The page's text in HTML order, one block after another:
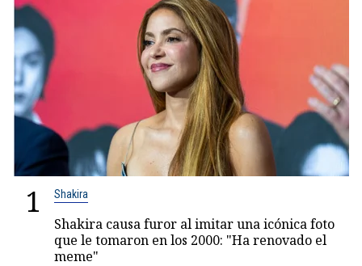
1 Shakira
Shakira causa furor al imitar una icónica foto
que le tomaron en los 2000: "Ha renovado el
meme"